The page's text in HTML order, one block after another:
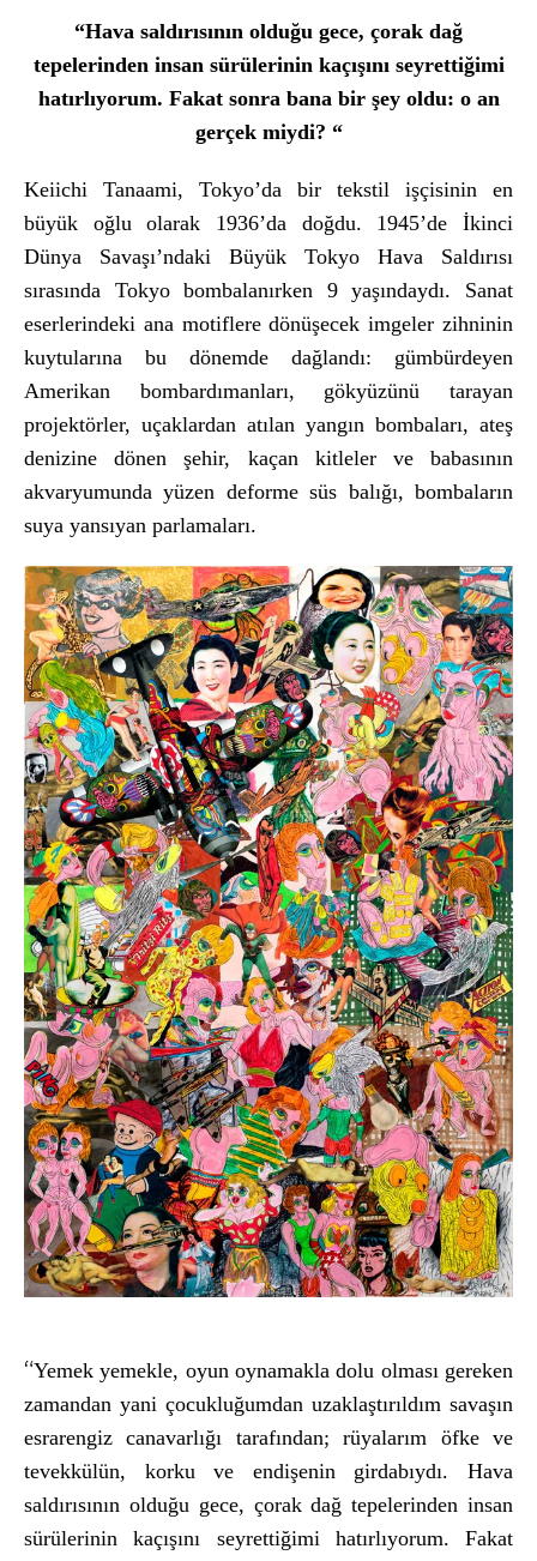
“Hava saldırısının olduğu gece, çorak dağ
tepelerinden insan sürülerinin kaçışını seyrettiğimi
hatırlıyorum. Fakat sonra bana bir şey oldu: o an
gerçek miydi? “
Keiichi Tanaami, Tokyo’da bir tekstil işçisinin en
büyük oğlu olarak 1936’da doğdu. 1945’de İkinci
Dünya Savaşı’ndaki Büyük Tokyo Hava Saldırısı
sırasında Tokyo bombalanırken 9 yaşındaydı. Sanat
eserlerindeki ana motiflere dönüşecek imgeler zihninin
kuytularına bu dönemde dağlandı: gümbürdeyen
Amerikan bombardımanları, gökyüzünü tarayan
projektörler, uçaklardan atılan yangın bombaları, ateş
denizine dönenşehir, kaçan kitleler ve babasının
akvaryumunda yüzen deforme süs balığı, bombaların
suya yansıyan parlamaları.
“Yemek yemekle, oyun oynamakla dolu olması gereken
zamandan yani çocukluğumdan uzaklaştırıldım savaşın
esrarengiz canavarlığı tarafından; rüyalarım öfke ve
tevekkülün, korku ve endişenin girdabıydı. Hava
saldırısının olduğu gece, çorak dağ tepelerinden insan
sürülerinin kaçışını seyrettiğimi hatırlıyorum. Fakat